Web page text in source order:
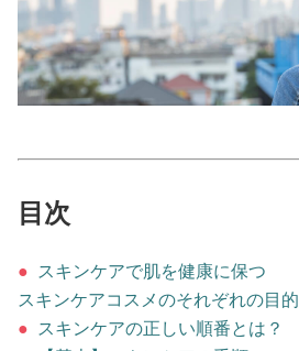
グルメ
トラベル
性と愛
ゲーム
目次
●
スキンケアで肌を健康に保つ
スキンケアコスメのそれぞれの目的
●
スキンケアの正しい順番とは？